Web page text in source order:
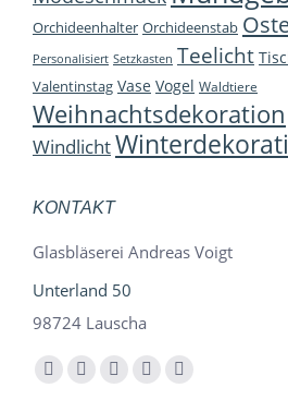
Orchideenhalter Orchideenstab
Personalisiert Setzkasten Teelicht
Valentinstag Vase Vogel Waldtiere
Weihnachtsdekoration
Windlicht
KONTAKT
Glasbläserei Andreas Voigt
Unterland 50
98724 Lauscha
Finden Sie uns auf:
Facebook
YouTubeInstagram
E-
Whatsapp